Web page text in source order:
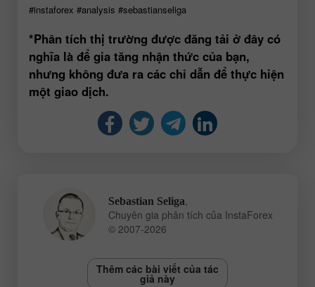
#instaforex #analysis #sebastianseliga
*Phân tích thị trường được đăng tải ở đây có
nghĩa là để gia tăng nhận thức của bạn,
nhưng không đưa ra các chỉ dẫn để thực hiện
một giao dịch.
Sebastian Seliga
Chuyên gia phân tích của InstaForex
© 2007-2026
Thêm các bài viết của tác
giả này